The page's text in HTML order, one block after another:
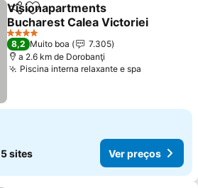
PartilharAdicionar aos favoritos
Visionapartments
Bucharest Calea Victoriei
4 Estrelas
8,2 Muito boa
7.305
a 2.6 km de Dorobanţi
Piscina interna relaxante e spa
5 sites Ver preços